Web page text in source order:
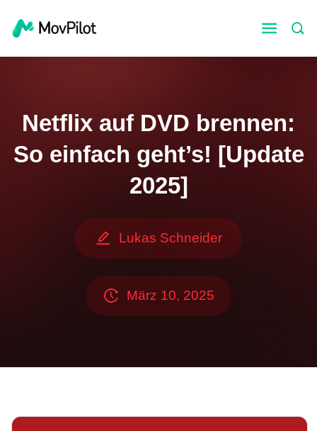
Netflix auf DVD brennen:
So einfach geht’s! [Update
2025]
Lukas Schneider
März 10, 2025